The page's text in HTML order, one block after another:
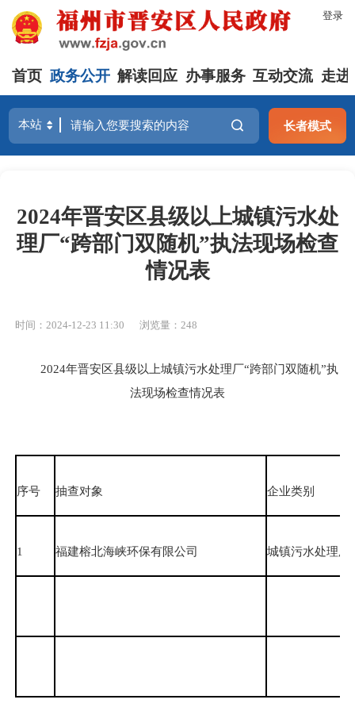
登录
首页 政务公开 解读回应 办事服务 互动交流 走进
长者模式
2024年晋安区县级以上城镇污水处
理厂“跨部门双随机”执法现场检查
情况表
时间：2024-12-23 11:30 浏览量：248
2024年晋安区县级以上城镇污水处理厂“跨部门双随机”执
法现场检查情况表
序号 抽查对象 企业类别
1 福建榕北海峡环保有限公司 城镇污水处理厂